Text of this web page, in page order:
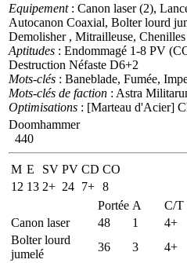
Equipement: Canon laser (2),
Autocanon Coaxial, Bolter lourd
Demolisher , Mitrailleuse,
Aptitudes : Endommagé 1-8 PV
Destruction Néfaste D6+2
Mots-clés : Baneblade, Fumée,
Mots-clés de faction : Astra
Optimisations : [Marteau d'Acier]
Doomhammer
440
M E SV PV CD CO
12 13 2+ 24 7+ 8
Portée A C/T
Canon laser
48 1 4+
Bolter lourd
jumelé
36 3 4+